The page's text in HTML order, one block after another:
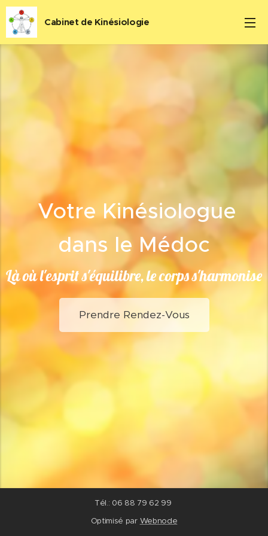
Cabinet de Kinésiologie
Votre Kinésiologue
dans le Médoc
Là oùl'esprits'équilibre, le corps s'harmonise
Prendre Rendez-Vous
Tél.: 06 88 79 62 99
Optimisé par Webnode